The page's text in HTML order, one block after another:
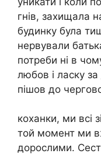
гнів, захищала
будинку була
нервували
потреби ні в
любов і ласку за
пішов до
коханки, ми всі
той момент ми
дорослими.